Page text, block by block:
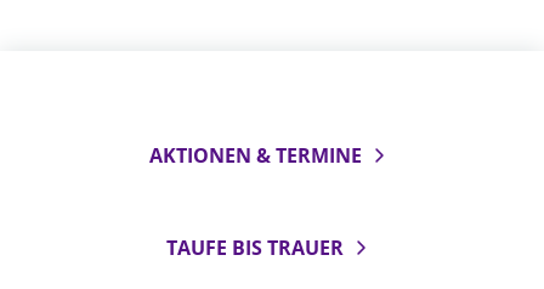
AKTIONEN & TERMINE
TAUFE BIS TRAUER